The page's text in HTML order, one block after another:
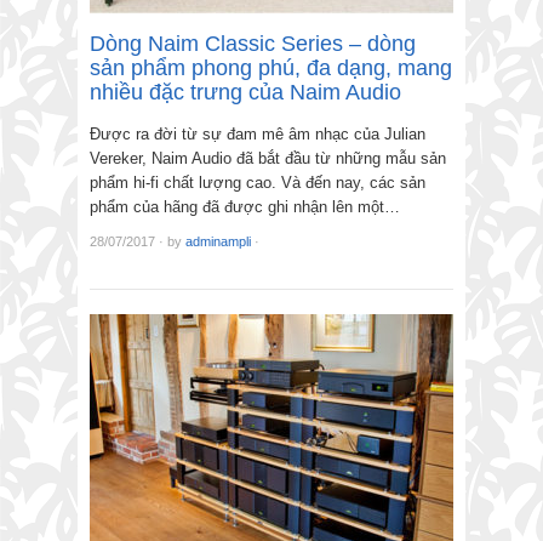
Dòng Naim Classic Series – dòng
sản phẩm phong phú, đa dạng, mang
nhiều đặc trưng của Naim Audio
Được ra đời từ sự đam mê âm nhạc của Julian
Vereker, Naim Audio đã bắt đầu từ những mẫu sản
phẩm hi-fi chất lượng cao. Và đến nay, các sản
phẩm của hãng đã được ghi nhận lên một…
28/07/2017 · by adminampli ·